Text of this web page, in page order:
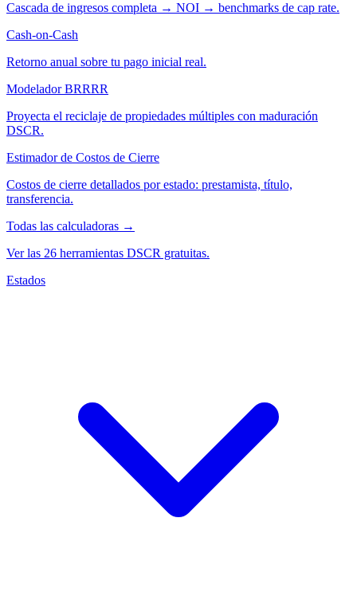
Cascada de ingresos completa → NOI → benchmarks de cap rate.
Cash-on-Cash
Retorno anual sobre tu pago inicial real.
Modelador BRRRR
Proyecta el reciclaje de propiedades múltiples con maduración
DSCR.
Estimador de Costos de Cierre
Costos de cierre detallados por estado: prestamista, título,
transferencia.
Todas las calculadoras →
Ver las 26 herramientas DSCR gratuitas.
Estados